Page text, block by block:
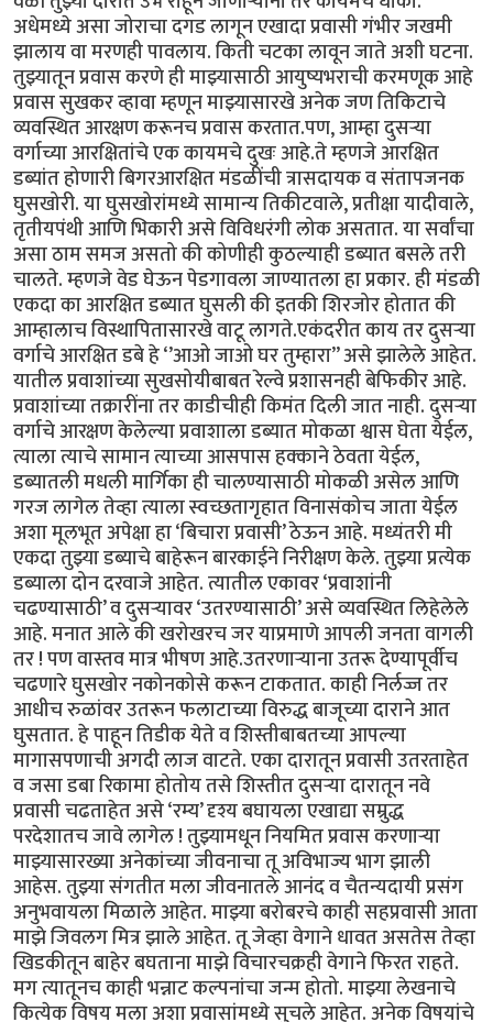
अधेमध्ये असा जोराचा दगड लागून एखादा प्रवासी गंभीर जखमी
झालाय वा मरणही पावलाय. किती चटका लावून जाते अशी घटना.
तुझ्यातून प्रवास करणे ही माझ्यासाठी आयुष्यभराची करमणूक आहे
प्रवास सुखकर व्हावा म्हणून माझ्यासारखे अनेक जण तिकिटाचे
व्यवस्थित आरक्षण करूनच प्रवास करतात.पण, आम्हा दुसऱ्या
वर्गाच्या आरक्षितांचे एक कायमचे दुखः आहे.ते म्हणजे आरक्षित
डब्यांत होणारी बिगरआरक्षित मंडळींची त्रासदायक व संतापजनक
घुसखोरी. या घुसखोरांमध्ये सामान्य तिकीटवाले, प्रतीक्षा यादीवाले,
तृतीयपंथी आणि भिकारी असे विविधरंगी लोक असतात. या सर्वांचा
असा ठाम समज असतो की कोणीही कुठल्याही डब्यात बसले तरी
चालते. म्हणजे वेड घेऊन पेडगावला जाण्यातला हा प्रकार. ही मंडळी
एकदा का आरक्षित डब्यात घुसली की इतकी शिरजोर होतात की
आम्हालाच विस्थापितासारखे वाटू लागते.एकंदरीत काय तर दुसऱ्या
वर्गाचे आरक्षित डबे हे ‘’आओ जाओ घर तुम्हारा’’ असे झालेले आहेत.
यातील प्रवाशांच्या सुखसोयीबाबत रेल्वे प्रशासनही बेफिकीर आहे.
प्रवाशांच्या तक्रारींना तर काडीचीही किमंत दिली जात नाही. दुसऱ्या
वर्गाचे आरक्षण केलेल्या प्रवाशाला डब्यात मोकळा श्वास घेता येईल,
त्याला त्याचे सामान त्याच्या आसपास हक्काने ठेवता येईल,
डब्यातली मधली मार्गिका ही चालण्यासाठी मोकळी असेल आणि
गरज लागेल तेव्हा त्याला स्वच्छतागृहात विनासंकोच जाता येईल
अशा मूलभूत अपेक्षा हा ‘बिचारा प्रवासी’ ठेऊन आहे. मध्यंतरी मी
एकदा तुझ्या डब्याचे बाहेरून बारकाईने निरीक्षण केले. तुझ्या प्रत्येक
डब्याला दोन दरवाजे आहेत. त्यातील एकावर ‘प्रवाशांनी
चढण्यासाठी’ व दुसऱ्यावर ‘उतरण्यासाठी’ असे व्यवस्थित लिहेलेले
आहे. मनात आले की खरोखरच जर याप्रमाणे आपली जनता वागली
तर ! पण वास्तव मात्र भीषण आहे.उतरणाऱ्याना उतरू देण्यापूर्वीच
चढणारे घुसखोर नकोनकोसे करून टाकतात. काही निर्लज्ज तर
आधीच रुळांवर उतरून फलाटाच्या विरुद्ध बाजूच्या दाराने आत
घुसतात. हे पाहून तिडीक येते व शिस्तीबाबतच्या आपल्या
मागासपणाची अगदी लाज वाटते. एका दारातून प्रवासी उतरताहेत
व जसा डबा रिकामा होतोय तसे शिस्तीत दुसऱ्या दारातून नवे
प्रवासी चढताहेत असे ‘रम्य’ दृश्य बघायला एखाद्या सम्रुद्ध
परदेशातच जावे लागेल ! तुझ्यामधून नियमित प्रवास करणाऱ्या
माझ्यासारख्या अनेकांच्या जीवनाचा तू अविभाज्य भाग झाली
आहेस. तुझ्या संगतीत मला जीवनातले आनंद व चैतन्यदायी प्रसंग
अनुभवायला मिळाले आहेत. माझ्या बरोबरचे काही सहप्रवासी आता
माझे जिवलग मित्र झाले आहेत. तू जेव्हा वेगाने धावत असतेस तेव्हा
खिडकीतून बाहेर बघताना माझे विचारचक्रही वेगाने फिरत राहते.
मग त्यातूनच काही भन्नाट कल्पनांचा जन्म होतो. माझ्या लेखनाचे
कित्येक विषय मला अशा प्रवासांमध्ये सुचले आहेत. अनेक विषयांचे